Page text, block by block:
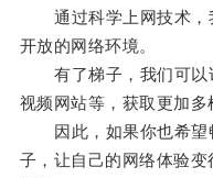
通过科学上网技术，
开放的网络环境。
有了梯子，我们可以
视频网站等，获取更加多
因此，如果你也希望
子，让自己的网络体验变